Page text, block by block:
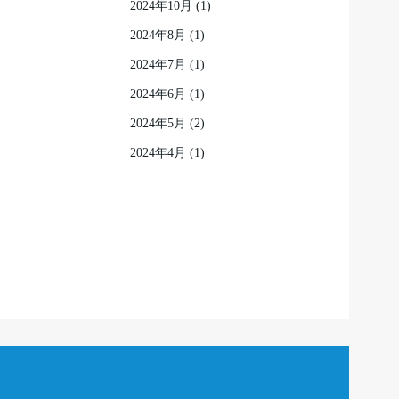
2024年10月 (1)
2024年8月 (1)
2024年7月 (1)
2024年6月 (1)
2024年5月 (2)
2024年4月 (1)